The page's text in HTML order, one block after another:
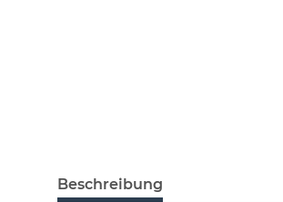
Beschreibung